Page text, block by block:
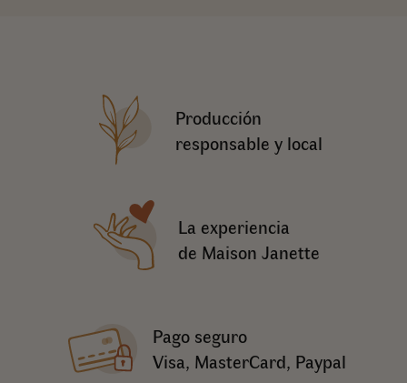
Producción
responsable y local
La experiencia
de Maison Janette
Pago seguro
Visa, MasterCard, Paypal